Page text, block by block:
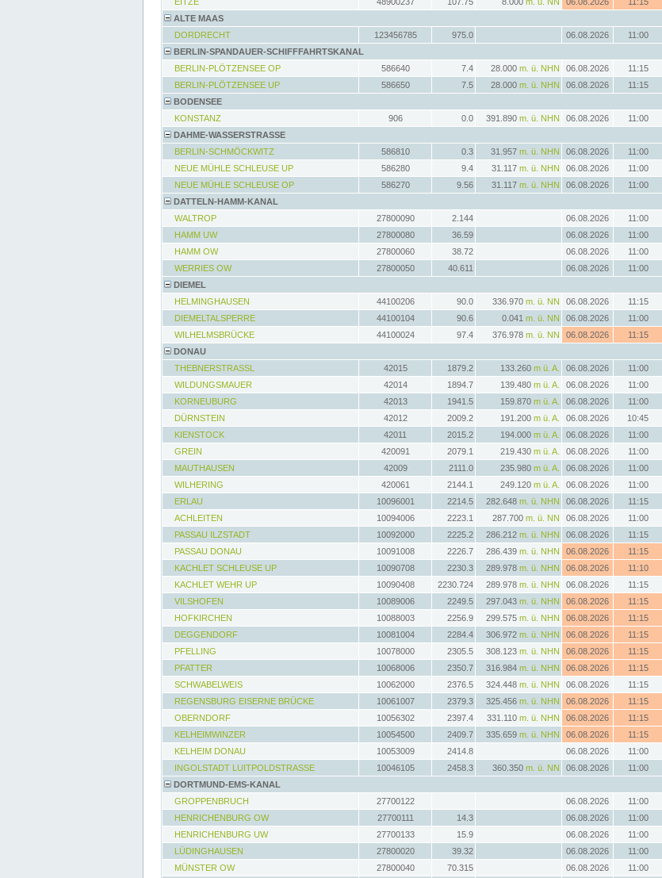
ALTE MAAS
DORDRECHT
123456785 975.0 06.08.2026 11:00
BERLIN-SPANDAUER-SCHIFFFAHRTSKANAL
BERLIN-PLÖTZENSEE OP
586640 7.4 28.000 m. ü. NHN 06.08.2026 11:15
BERLIN-PLÖTZENSEE UP
586650 7.5 28.000 m. ü. NHN 06.08.2026 11:15
BODENSEE
KONSTANZ
906 0.0 391.890 m. ü. NHN 06.08.2026 11:00
DAHME-WASSERSTRASSE
BERLIN-SCHMÖCKWITZ
586810 0.3 31.957 m. ü. NHN 06.08.2026 11:00
NEUE MÜHLE SCHLEUSE UP
586280 9.4 31.117 m. ü. NHN 06.08.2026 11:00
NEUE MÜHLE SCHLEUSE OP
586270 9.56 31.117 m. ü. NHN 06.08.2026 11:00
DATTELN-HAMM-KANAL
WALTROP
27800090 2.144 06.08.2026 11:00
HAMM UW
27800080 36.59 06.08.2026 11:00
HAMM OW
27800060 38.72 06.08.2026 11:00
WERRIES OW
27800050 40.611 06.08.2026 11:00
DIEMEL
HELMINGHAUSEN
44100206 90.0 336.970 m. ü. NN 06.08.2026 11:15
DIEMELTALSPERRE
44100104 90.6 0.041 m. ü. NN 06.08.2026 11:00
WILHELMSBRÜCKE
44100024 97.4 376.978 m. ü. NN 06.08.2026 11:15
DONAU
THEBNERSTRASSL
42015 1879.2 133.260 m ü. A. 06.08.2026 11:00
WILDUNGSMAUER
42014 1894.7 139.480 m ü. A. 06.08.2026 11:00
KORNEUBURG
42013 1941.5 159.870 m ü. A. 06.08.2026 11:00
DÜRNSTEIN
42012 2009.2 191.200 m ü. A. 06.08.2026 10:45
KIENSTOCK
42011 2015.2 194.000 m ü. A. 06.08.2026 11:00
GREIN
420091 2079.1 219.430 m ü. A. 06.08.2026 11:00
MAUTHAUSEN
42009 2111.0 235.980 m ü. A. 06.08.2026 11:00
WILHERING
420061 2144.1 249.120 m ü. A. 06.08.2026 11:00
ERLAU
10096001 2214.5 282.648 m. ü. NHN 06.08.2026 11:15
ACHLEITEN
10094006 2223.1 287.700 m. ü. NN 06.08.2026 11:00
PASSAU ILZSTADT
10092000 2225.2 286.212 m. ü. NHN 06.08.2026 11:15
PASSAU DONAU
10091008 2226.7 286.439 m. ü. NHN 06.08.2026 11:15
KACHLET SCHLEUSE UP
10090708 2230.3 289.978 m. ü. NHN 06.08.2026 11:10
KACHLET WEHR UP
10090408 2230.724 289.978 m. ü. NHN 06.08.2026 11:15
VILSHOFEN
10089006 2249.5 297.043 m. ü. NHN 06.08.2026 11:15
HOFKIRCHEN
10088003 2256.9 299.575 m. ü. NHN 06.08.2026 11:15
DEGGENDORF
10081004 2284.4 306.972 m. ü. NHN 06.08.2026 11:15
PFELLING
10078000 2305.5 308.123 m. ü. NHN 06.08.2026 11:15
PFATTER
10068006 2350.7 316.984 m. ü. NHN 06.08.2026 11:15
SCHWABELWEIS
10062000 2376.5 324.448 m. ü. NHN 06.08.2026 11:15
REGENSBURG EISERNE BRÜCKE
10061007 2379.3 325.456 m. ü. NHN 06.08.2026 11:15
OBERNDORF
10056302 2397.4 331.110 m. ü. NHN 06.08.2026 11:15
KELHEIMWINZER
10054500 2409.7 335.659 m. ü. NHN 06.08.2026 11:15
KELHEIM DONAU
10053009 2414.8 06.08.2026 11:00
INGOLSTADT LUITPOLDSTRASSE
10046105 2458.3 360.350 m. ü. NN 06.08.2026 11:00
DORTMUND-EMS-KANAL
GROPPENBRUCH
27700122 06.08.2026 11:00
HENRICHENBURG OW
27700111 14.3 06.08.2026 11:00
HENRICHENBURG UW
27700133 15.9 06.08.2026 11:00
LÜDINGHAUSEN
27800020 39.32 06.08.2026 11:00
MÜNSTER OW
27800040 70.315 06.08.2026 11:00